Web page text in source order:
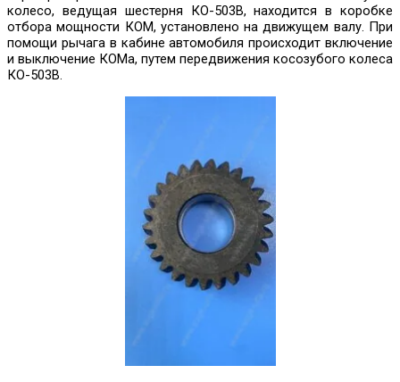
колесо, ведущая шестерня КО-503В, находится в коробке
отбора мощности КОМ, установлено на движущем валу. При
помощи рычага в кабине автомобиля происходит включение
и выключение КОМа, путем передвижения косозубого колеса
КО-503В.